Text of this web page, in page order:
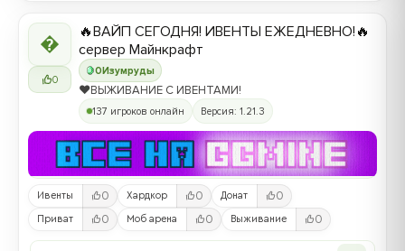

0
0Изумруды
🔥ВАЙП СЕГОДНЯ! ИВЕНТЫ ЕЖЕДНЕВНО!🔥
сервер Майнкрафт
❤️ВЫЖИВАНИЕ С ИВЕНТАМИ!
137 игроков онлайн Версия: 1.21.3
Ивенты 0 Хардкор 0 Донат 0
Приват 0 Моб арена 0 Выживание 0